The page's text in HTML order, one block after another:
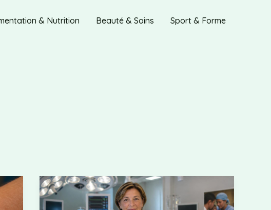
& Nutrition Beauté & Soins Sport & Forme